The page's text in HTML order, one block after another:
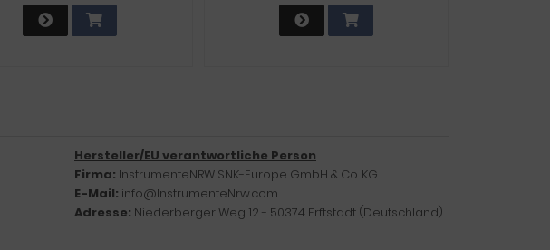
Hersteller/EU verantwortliche Person
Firma: InstrumenteNRW SNK-Europe GmbH & Co. KG
E-Mail: info@InstrumenteNrw.com
Adresse: Niederberger Weg 12 - 50374 Erftstadt (Deutschland)